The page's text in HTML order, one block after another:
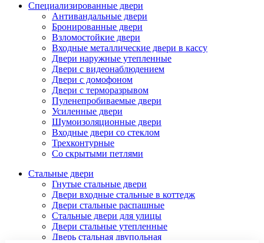
Специализированные двери
Антивандальные двери
Бронированные двери
Взломостойкие двери
Входные металлические двери в кассу
Двери наружные утепленные
Двери с видеонаблюдением
Двери с домофоном
Двери с терморазрывом
Пуленепробиваемые двери
Усиленные двери
Шумоизоляционные двери
Входные двери со стеклом
Трехконтурные
Со скрытыми петлями
Стальные двери
Гнутые стальные двери
Двери входные стальные в коттедж
Двери стальные распашные
Стальные двери для улицы
Двери стальные утепленные
Дверь стальная двупольная